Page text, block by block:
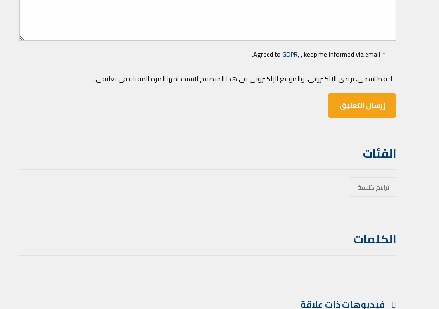
Agreed toGDPR, , keep me informed via email.
احفظ اسمي، بريدي الإلكتروني، والموقع الإلكتروني في هذا المتصفح لاستخدامها المرة المقبلة في تعليقي.
الفئات
ترانيم كنيسة
الكلمات
فيديوهات ذات علاقة